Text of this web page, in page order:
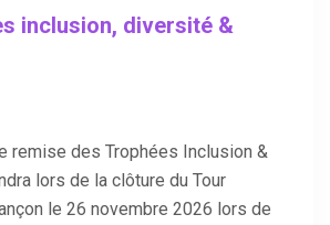
inclusion, diversité &
remise des Trophées Inclusion &
lors de la clôture du Tour
le 26 novembre 2026 lors de